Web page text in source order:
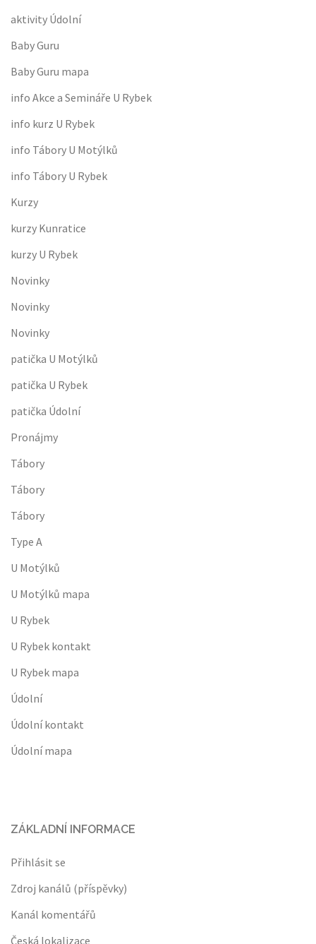
aktivity Údolní
Baby Guru
Baby Guru mapa
info Akce a Semináře U Rybek
info kurz U Rybek
info Tábory U Motýlků
info Tábory U Rybek
Kurzy
kurzy Kunratice
kurzy U Rybek
Novinky
Novinky
Novinky
patička U Motýlků
patička U Rybek
patička Údolní
Pronájmy
Tábory
Tábory
Tábory
Type A
U Motýlků
U Motýlků mapa
U Rybek
U Rybek kontakt
U Rybek mapa
Údolní
Údolní kontakt
Údolní mapa
ZÁKLADNÍ INFORMACE
Přihlásit se
Zdroj kanálů (příspěvky)
Kanál komentářů
Česká lokalizace